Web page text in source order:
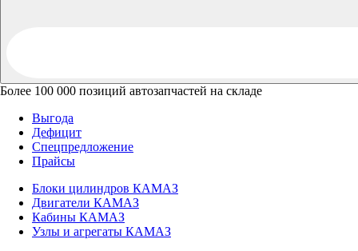
Более 100 000 позиций автозапчастей на складе
Выгода
Дефицит
Спецпредложение
Прайсы
Блоки цилиндров КАМАЗ
Двигатели КАМАЗ
Кабины КАМАЗ
Узлы и агрегаты КАМАЗ